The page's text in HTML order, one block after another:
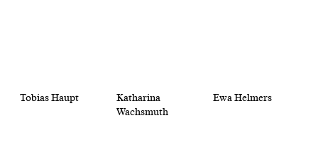
Tobias Haupt
Katharina
Wachsmuth
Ewa Helmers